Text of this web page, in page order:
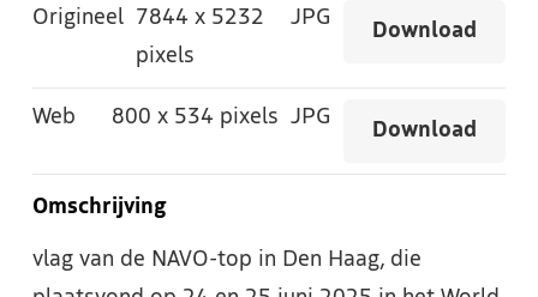
Origineel 7844 x 5232
pixels
JPG
Download
Web 800 x 534 pixels JPG
Download
Omschrijving
vlag van de NAVO-top in Den Haag, die